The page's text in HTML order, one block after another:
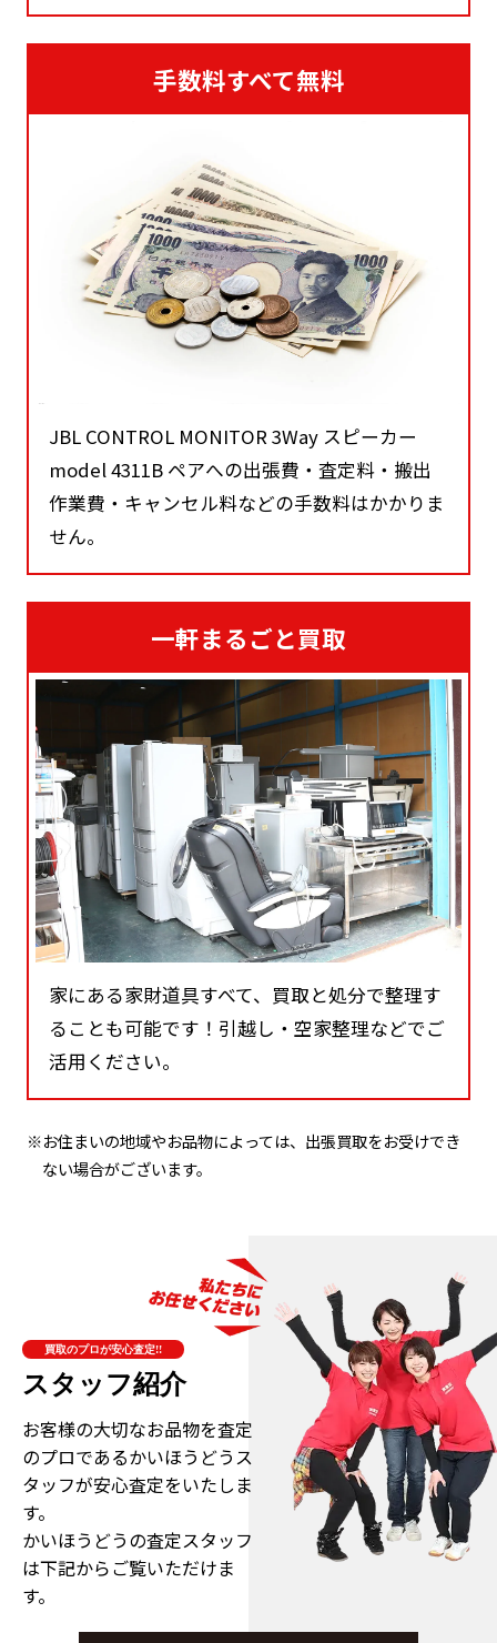
手数料すべて無料
JBL CONTROL MONITOR 3Way スピーカー
model 4311B ペアへの出張費・査定料・搬出
作業費・キャンセル料などの手数料はかかりま
せん。
一軒まるごと買取
家にある家財道具すべて、買取と処分で整理す
ることも可能です！引越し・空家整理などでご
活用ください。
※お住まいの地域やお品物によっては、出張買取をお受けでき
ない場合がございます。
買取のプロが安心査定!!
スタッフ紹介
お客様の大切なお品物を査定
のプロであるかいほうどうス
タッフが安心査定をいたしま
す。
かいほうどうの査定スタッフ
は下記からご覧いただけま
す。